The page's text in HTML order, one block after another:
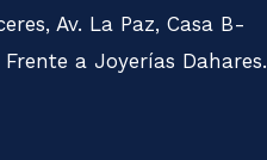
Av. La Paz, Casa B-
Frente a Joyerías Dahares.